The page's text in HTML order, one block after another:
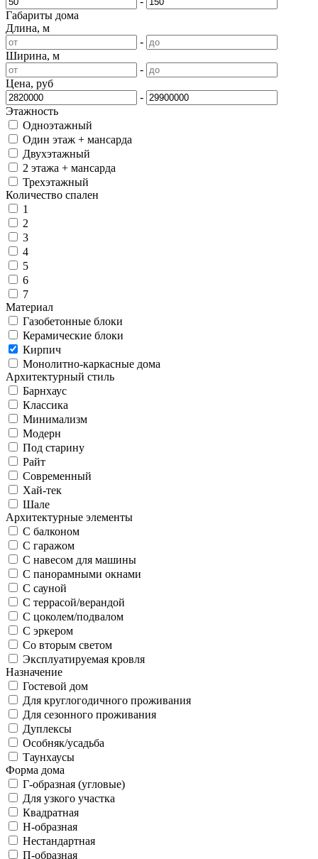
Габариты дома
Длина, м
-
Ширина, м
-
Цена, руб
-
Этажность
Одноэтажный
Один этаж + мансарда
Двухэтажный
2 этажа + мансарда
Трехэтажный
Количество спален
1
2
3
4
5
6
7
Материал
Газобетонные блоки
Керамические блоки
Кирпич
Монолитно-каркасные дома
Архитектурный стиль
Барнхаус
Классика
Минимализм
Модерн
Под старину
Райт
Современный
Хай-тек
Шале
Архитектурные элементы
С балконом
С гаражом
С навесом для машины
С панорамными окнами
С сауной
С террасой/верандой
С цоколем/подвалом
С эркером
Со вторым светом
Эксплуатируемая кровля
Назначение
Гостевой дом
Для круглогодичного проживания
Для сезонного проживания
Дуплексы
Особняк/усадьба
Таунхаусы
Форма дома
Г-образная (угловые)
Для узкого участка
Квадратная
Н-образная
Нестандартная
П-образная